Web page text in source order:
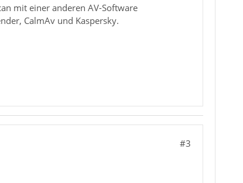
mit einer anderen AV-Software
CalmAv und Kaspersky.
#3